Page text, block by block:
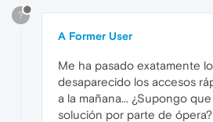
?
A Former User
Me ha pasado exatamente
desaparecido los accesos
a la mañana... ¿Supongo
solución por parte de ópera?